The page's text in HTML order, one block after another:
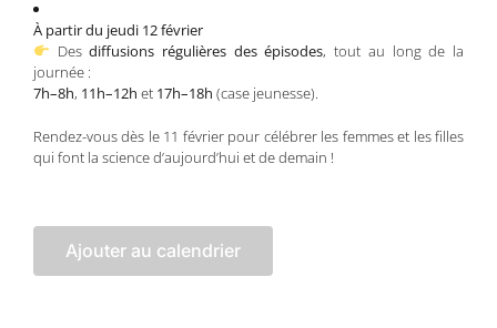
À partir du jeudi 12 février
Desdiffusions régulières des épisodes, tout au long de la
journée :
7h–8h, 11h–12h et 17h–18h (case jeunesse).
Rendez-vous dès le 11 février pour célébrer les femmes et les filles
qui font la science d’aujourd’hui et de demain !
Ajouter au calendrier